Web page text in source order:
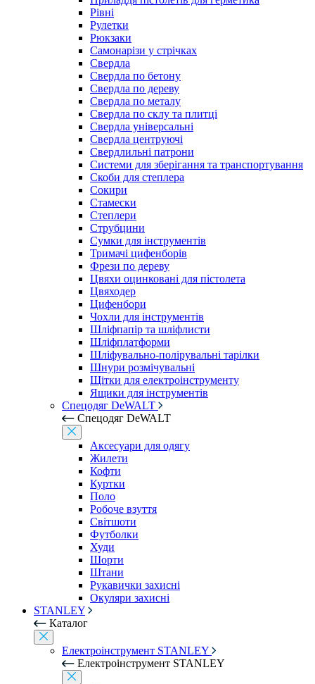
Рівні
Рулетки
Рюкзаки
Самонарізи у стрічках
Свердла
Свердла по бетону
Свердла по дереву
Свердла по металу
Свердла по склу та плитці
Свердла універсальні
Свердла центруючі
Свердлильні патрони
Системи для зберігання та транспортування
Скоби для степлера
Сокири
Стамески
Степлери
Струбцини
Сумки для інструментів
Тримачі цифенборів
Фрези по дереву
Цвяхи оцинковані для пістолета
Цвяходер
Цифенбори
Чохли для інструментів
Шліфпапір та шліфлисти
Шліфплатформи
Шліфувально-полірувальні тарілки
Шнури розмічувальні
Щітки для електроінструменту
Ящики для інструментів
Спецодяг DeWALT
Спецодяг DeWALT
Аксесуари для одягу
Жилети
Кофти
Куртки
Поло
Робоче взуття
Світшоти
Футболки
Худи
Шорти
Штани
Рукавички захисні
Окуляри захисні
STANLEY
Каталог
Електроінструмент STANLEY
Електроінструмент STANLEY